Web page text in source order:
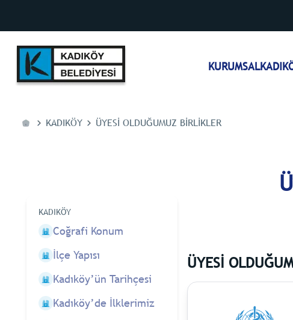
KURUMSAL
KADIKÖY ÜYESI OLDUĞUMUZ BIRLIKLER
KADIKÖY
Coğrafi Konum
İlçe Yapısı
Kadıköy’ün Tarihçesi
Kadıköy’de İlklerimiz
ÜYESİ